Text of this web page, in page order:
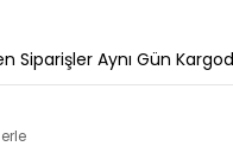
Siparişler Aynı Gün